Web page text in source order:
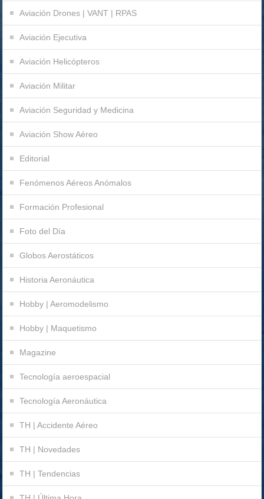
Aviación Drones | VANT | RPAS
Aviación Ejecutiva
Aviación Helicópteros
Aviación Militar
Aviación Seguridad y Medicina
Aviación Show Aéreo
Editorial
Fenómenos Aéreos Anómalos
Formación Profesional
Foto del Día
Globos Aerostáticos
Historia Aeronáutica
Hobby | Aeromodelismo
Hobby | Maquetismo
Magazine
Tecnología aeroespacial
Tecnología Aeronáutica
TH | Accidente Aéreo
TH | Novedades
TH | Tendencias